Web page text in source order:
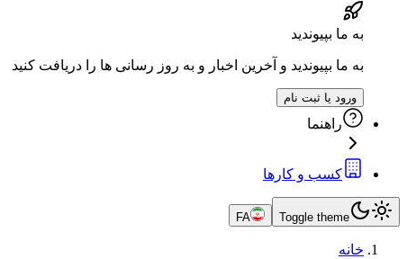
به ما بپیوندید
به ما بپیوندید و آخرین اخبار و به روز رسانی ها را دریافت کنید
ورود یا ثبت نام
راهنما
کسب و کارها
Toggle theme
FA
خانه